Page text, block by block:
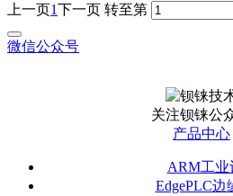
上一页1下一页 转至第
微信公众号
关注钡铼公
产品中心
ARM工业
EdgePLC边